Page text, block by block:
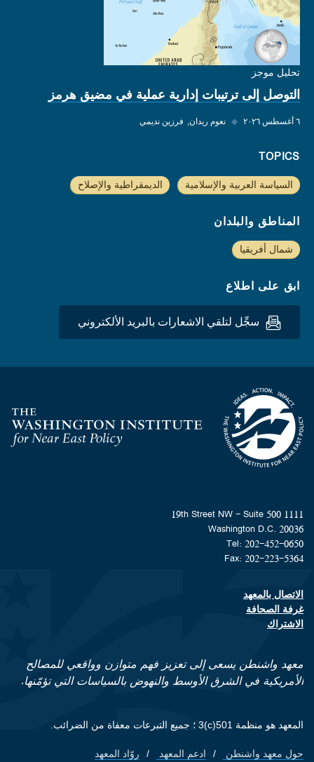
تحليل موجز
التوصل إلى ترتيبات إدارية عملية في مضيق هرمز
٦ أغسطس ٢٠٢٦ ◆ نعوم ريدان فرزين نديمي
TOPICS
السياسة العربية والإسلامية الديمقراطية والإصلاح
المناطق والبلدان
شمال أفريقيا
ابق على اطلاع
سجِّل لتلقي الاشعارات بالبريد الألكتروني
Homepage
1111 19th Street NW - Suite 500
Washington D.C. 20036
Tel: 202-452-0650
Fax: 202-223-5364
Footer contact links
الاتصال بالمعهد
غرفة الصحافة
الاشتراك
معهد واشنطن يسعى إلى تعزيز فهم متوازن وواقعي للمصالح
الأمريكية في الشرق الأوسط والنهوض بالسياسات التي تؤمّنها.
المعهد هو منظمة 501(c)3 ؛ جميع التبرعات معفاة من الضرائب.
Footer quick links
حول معهد واشنطن ادعم المعهد روّاد المعهد